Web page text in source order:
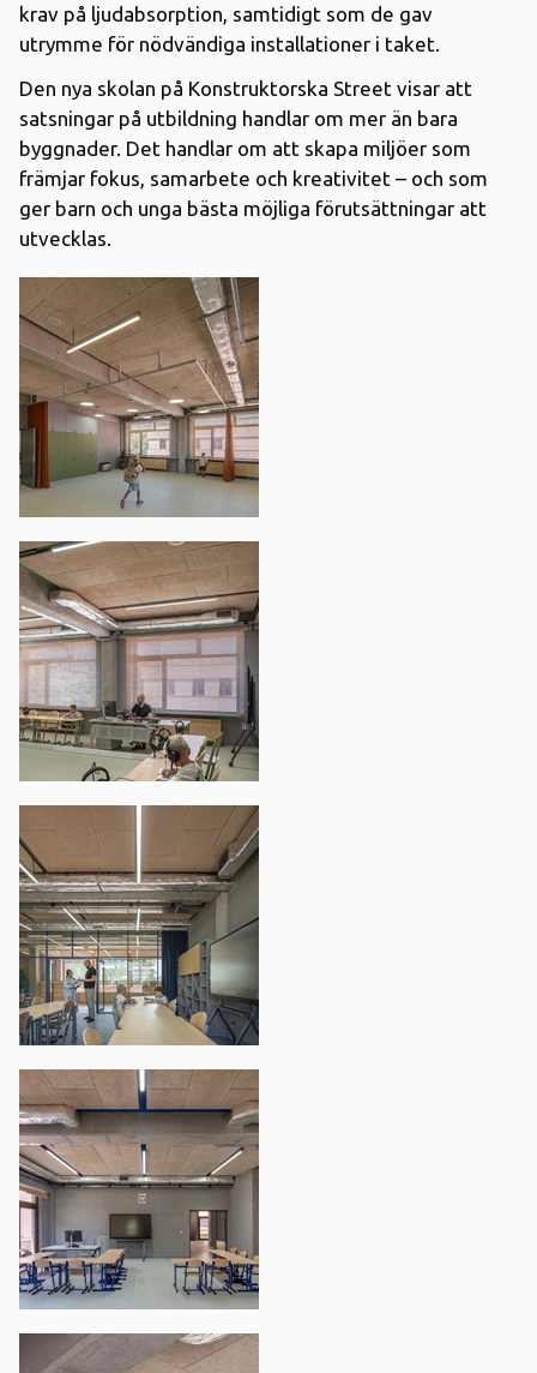
krav på ljudabsorption, samtidigt som de gav
utrymme för nödvändiga installationer i taket.
Den nya skolan på Konstruktorska Street visar att
satsningar på utbildning handlar om mer än bara
byggnader. Det handlar om att skapa miljöer som
främjar fokus, samarbete och kreativitet – och som
ger barn och unga bästa möjliga förutsättningar att
utvecklas.